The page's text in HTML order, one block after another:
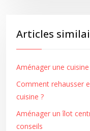
Articles
Aménager une
Comment rehausser
cuisine ?
Aménager un îlot
conseils